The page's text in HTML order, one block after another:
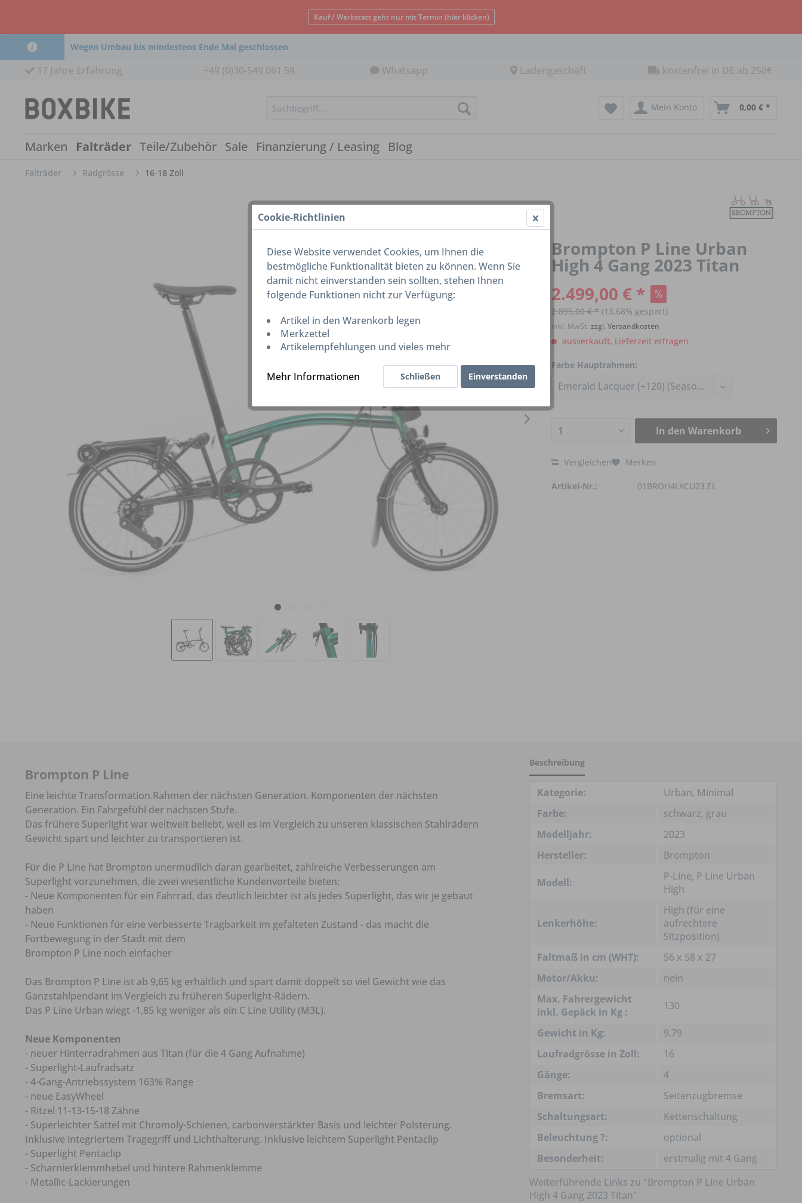
Kauf / Werkstatt geht nur mit Termin (hier klicken)
Wegen Umbau bis mindestens Ende Mai geschlossen
17 Jahre Erfahrung +49 (0)30-549 061 59 Whatsapp Ladengeschäft kostenfrei in DE ab 250€
Mein Konto 0,00 € *
Marken Falträder Teile/Zubehör Sale Finanzierung / Leasing Blog
Falträder Radgrösse 16-18 Zoll
Brompton P Line Urban
High 4 Gang 2023 Titan
2.499,00 € *
2.895,00 € * (13,68% gespart)
inkl. MwSt. zzgl. Versandkosten
ausverkauft, Lieferzeit erfragen
Farbe Hauptrahmen:
In den Warenkorb
Vergleichen Merken
Artikel-Nr.: 01BROH4LXCU23.EL
Brompton P Line
Eine leichte Transformation.Rahmen der nächsten Generation. Komponenten der nächsten
Generation. Ein Fahrgefühl der nächsten Stufe.
Das frühere Superlight war weltweit beliebt, weil es im Vergleich zu unseren klassischen Stahlrädern
Gewicht spart und leichter zu transportieren ist.
Für die P Line hat Brompton unermüdlich daran gearbeitet, zahlreiche Verbesserungen am
Superlight vorzunehmen, die zwei wesentliche Kundenvorteile bieten:
- Neue Komponenten für ein Fahrrad, das deutlich leichter ist als jedes Superlight, das wir je gebaut
haben
- Neue Funktionen für eine verbesserte Tragbarkeit im gefalteten Zustand - das macht die
Fortbewegung in der Stadt mit dem
Brompton P Line noch einfacher
Das Brompton P Line ist ab 9,65 kg erhältlich und spart damit doppelt so viel Gewicht wie das
Ganzstahlpendant im Vergleich zu früheren Superlight-Rädern.
Das P Line Urban wiegt -1,85 kg weniger als ein C Line Utility (M3L).
Neue Komponenten
- neuer Hinterradrahmen aus Titan (für die 4 Gang Aufnahme)
- Superlight-Laufradsatz
- 4-Gang-Antriebssystem 163% Range
- neue EasyWheel
- Ritzel 11-13-15-18 Zähne
- Superleichter Sattel mit Chromoly-Schienen, carbonverstärkter Basis und leichter Polsterung.
Inklusive integriertem Tragegriff und Lichthalterung. Inklusive leichtem Superlight Pentaclip
- Superlight Pentaclip
- Scharnierklemmhebel und hintere Rahmenklemme
- Metallic-Lackierungen
Beschreibung
Kategorie:
Urban, Minimal
Farbe:
schwarz, grau
Modelljahr:
2023
Hersteller:
Brompton
Modell:
P-Line, P Line Urban
High
Lenkerhöhe:
High (für eine
aufrechtere
Sitzposition)
Faltmaß in cm (WHT):
56 x 58 x 27
Motor/Akku:
nein
Max. Fahrergewicht
inkl. Gepäck in Kg :
130
Gewicht in Kg:
9.79
Laufradgrösse in Zoll:
16
Gänge:
4
Bremsart:
Seitenzugbremse
Schaltungsart:
Kettenschaltung
Beleuchtung ?:
optional
Besonderheit:
erstmalig mit 4 Gang
Weiterführende Links zu "Brompton P Line Urban
High 4 Gang 2023 Titan"
Cookie-Richtlinien
Diese Website verwendet Cookies, um Ihnen die
bestmögliche Funktionalität bieten zu können. Wenn Sie
damit nicht einverstanden sein sollten, stehen Ihnen
folgende Funktionen nicht zur Verfügung:
Artikel in den Warenkorb legen
Merkzettel
Artikelempfehlungen und vieles mehr
Mehr Informationen Einverstanden
Schließen